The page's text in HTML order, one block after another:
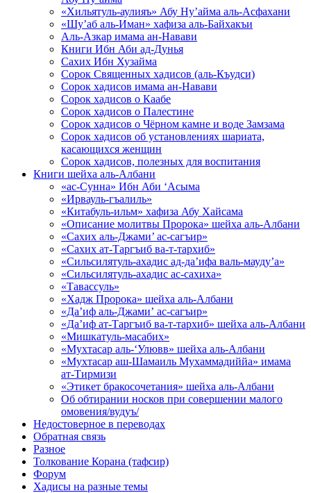
«Хильятуль-аулияъ» Абу Ну’айма аль-Асфахани
«Шу’аб аль-Иман» хафиза аль-Байхакъи
Аль-Азкар имама ан-Навави
Книги Ибн Аби ад-Дунья
Сахих Ибн Хузайма
Сорок Священных хадисов (аль-Къудси)
Сорок хадисов имама ан-Навави
Сорок хадисов о Каабе
Сорок хадисов о Палестине
Сорок хадисов о Чёрном камне и воде Замзама
Сорок хадисов об установлениях шариата,
касающихся женщин
Сорок хадисов, полезных для воспитания
Книги шейха аль-Албани
«ас-Сунна» Ибн Аби ‘Асыма
«Ирвауль-гъалиль»
«Китабуль-ильм» хафиза Абу Хайсама
«Описание молитвы Пророка» шейха аль-Албани
«Сахих аль-Джами’ ас-сагъир»
«Сахих ат-Таргъиб ва-т-тархиб»
«Сильсилятуль-ахадис ад-да’ифа валь-мауду’а»
«Сильсилятуль-ахадис ас-сахиха»
«Тавассуль»
«Хадж Пророка» шейха аль-Албани
«Да’иф аль-Джами’ ас-сагъир»
«Да’иф ат-Таргъиб ва-т-тархиб» шейха аль-Албани
«Мишкатуль-масабих»
«Мухтасар аль-‘Улювв» шейха аль-Албани
«Мухтасар аш-Шамаиль Мухаммадиййа» имама
ат-Тирмизи
«Этикет бракосочетания» шейха аль-Албани
Об обтирании носков при совершении малого
омовения/вудуъ/
Недостоверное в переводах
Обратная связь
Разное
Толкование Корана (тафсир)
Форум
Хадисы на разные темы